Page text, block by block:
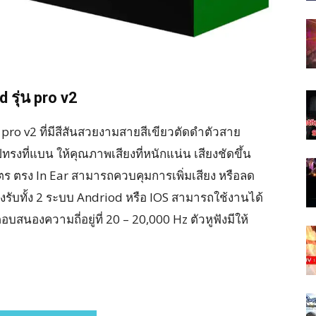
รุ่น pro v2
v2 ที่มีสีสันสวยงามสายสีเขียวตัดดำตัวสาย
รงที่แบน ให้คุณภาพเสียงที่หนักแน่น เสียงชัดขึ้น
ตรง In Ear สามารถควบคุมการเพิ่มเสียง หรือลด
บทั้ง 2 ระบบ Andriod หรือ IOS สามารถใช้งานได้
บสนองความถี่อยู่ที่ 20 – 20,000 Hz ตัวหูฟังมีให้